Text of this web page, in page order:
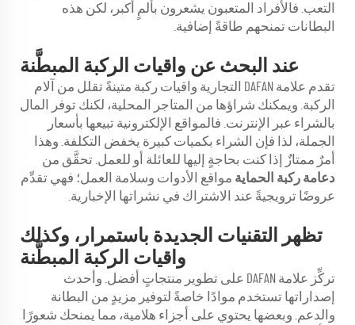
التعب. فالأفراد المتعبون يشعرون بألمٍ أكبر، لكن هذه
البطانات تمنحهم طاقةً إضافية.
عند البحث عن واقيات الركبة المبطَّنة
تقدم علامة DAFAN التجارية واقيات ركبة متينةً تقلل من آلام
الركبة. ويمكنك شراؤها من المتاجر المحلية، لكنك توفر المال
بالشراء عبر الإنترنت. فالمواقع الإلكترونية تبيعها بأسعار
الجملة، لذا فإن الشراء بكميات كبيرة يخفض التكلفة. وهذا
أمرٌ ممتازٌ إذا كنت بحاجةٍ إليها للعائلة أو للعمل. تحقَّق من
دعامة ركبة الحماية مواقع الأدوات وسلامة العمل؛ فهي تقدِّم
عروضًا ترويجيةً عند الاشتراك في نشراتها الإخبارية.
تظهر التقنيات الجديدة باستمرار، وكذلك
واقيات الركبة المبطَّنة
تركِّز علامة DAFAN على تطوير منتجاتٍ أفضل. وأحدث
إصداراتها تستخدم موادًا خاصةً لتوفير مزيدٍ من البطانة
والدعم. وبعضها يحتوي على أجزاء هلامية، مما يمنحك شعورًا